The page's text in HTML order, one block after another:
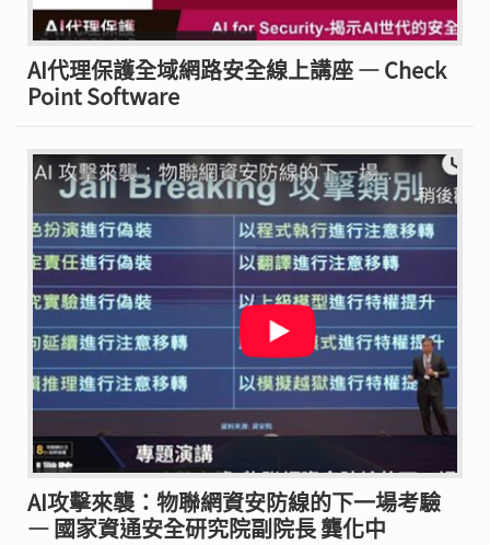
AI代理保護全域網路安全線上講座 — Check
Point Software
AI攻擊來襲：物聯網資安防線的下一場考驗
— 國家資通安全研究院副院長 龔化中